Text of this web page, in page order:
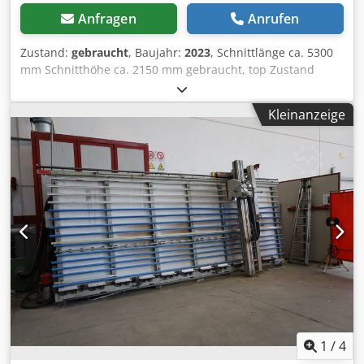
Stationen Anfragen Anrufen
Zustand: gebraucht, Baujahr: 2023, Schnittlänge ca. 5300
mm Schnitthöhe ca. 2150 mm gebraucht, top Zustand
Fabrikat Elcon Typ D 215 Baujahr 2023 Motor 4 kW
Schnittlänge ca. 5300 mm Schnitthöhe ca. 2150 mm
Mittelauflage Codpfx Aisvwfcasxsrf Vorritzsystem
Doppelschnitt des Hauptsägeblattes
Sägeblattdurchmesser 250 mm freistehend Lattenrost
abrückend Auflageleisten Kunststoff Neupreis ca.
26.000,00 EUR Absauganschluss D 100/80 mm Lagerort
97447 Gerolzhofen, frei verladen, unverpackt Übergabe im
Istzustand wie besichtigt ohne Garantie und
Gewährleistung
Kleinanzeige
1 /4